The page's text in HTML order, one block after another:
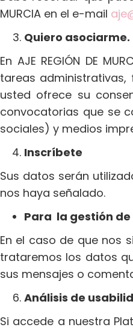
MURCIA en el e-mail
Quiero asociarme.
En AJE REGIÓN DE
tareas
usted ofrece su
convocatorias que se
sociales) y medios
Inscríbete
Sus datos serán
nos haya señalado.
Para la gestión
En el caso de que nos
trataremos los datos
sus mensajes o
Análisis de
Si accede a nuestra